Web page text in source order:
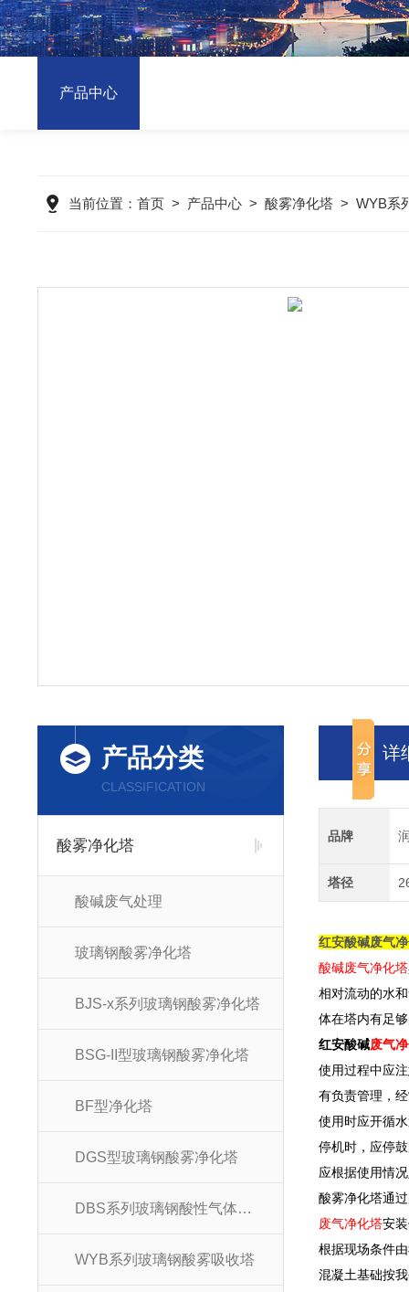
产品中心
当前位置： 首页> 产品中心> 酸雾净化塔> WYB系
产品分类
CLASSIFICATION
酸雾净化塔
酸碱废气处理
玻璃钢酸雾净化塔
BJS-x系列玻璃钢酸雾净化塔
BSG-II型玻璃钢酸雾净化塔
BF型净化塔
DGS型玻璃钢酸雾净化塔
DBS系列玻璃钢酸性气体吸收塔
WYB系列玻璃钢酸雾吸收塔
详
品牌
塔径
红安酸碱废气
酸碱废气净化塔
相对流动的水
体在塔内有足
红安酸碱废气
使用过程中应
有负责管理，
使用时应开循
停机时，应停
应根据使用情
酸雾净化塔通
废气净化塔安
根据现场条件
混凝土基础按